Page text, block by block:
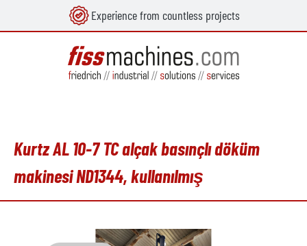
Experience from countless projects
Kurtz AL 10-7 TC alçak basınçlı döküm
makinesi ND1344, kullanılmış